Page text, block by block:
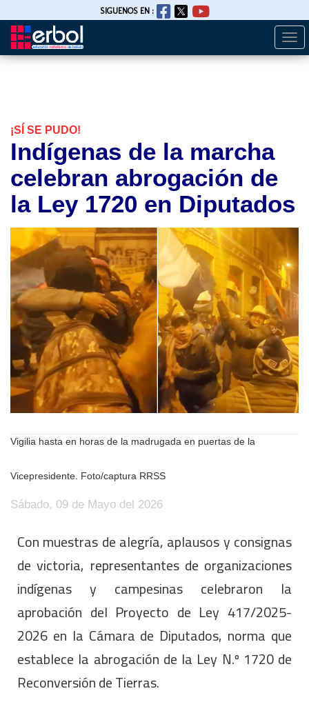
Pasar
SIGUENOS EN :
¡SÍ SE PUDO!
Indígenas de la marcha
celebran abrogación de
la Ley 1720 en Diputados
Vigilia hasta en horas de la madrugada en puertas de la
Vicepresidente. Foto/captura RRSS
Sábado, 09 de Mayo del 2026
Con muestras de alegría, aplausos y consignas
de victoria, representantes de organizaciones
indígenas y campesinas celebraron la
aprobación del Proyecto de Ley 417/2025-
2026 en la Cámara de Diputados, norma que
establece la abrogación de la Ley N.º 1720 de
Reconversión de Tierras.